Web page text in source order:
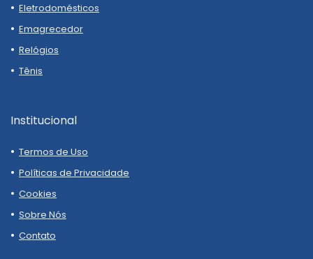
Eletrodomésticos
Emagrecedor
Relógios
Tênis
Institucional
Termos de Uso
Políticas de Privacidade
Cookies
Sobre Nós
Contato